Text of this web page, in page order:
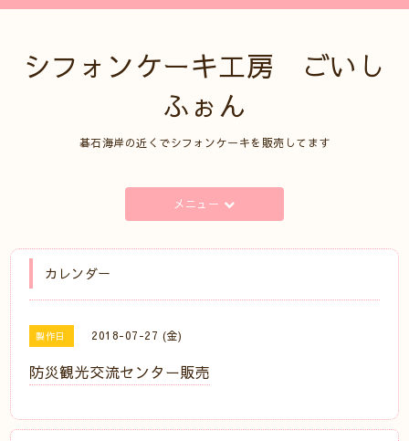
シフォンケーキ工房 ごいし
ふぉん
碁石海岸の近くでシフォンケーキを販売してます
メニュー
カレンダー
製作日 2018-07-27 (金)
防災観光交流センター販売